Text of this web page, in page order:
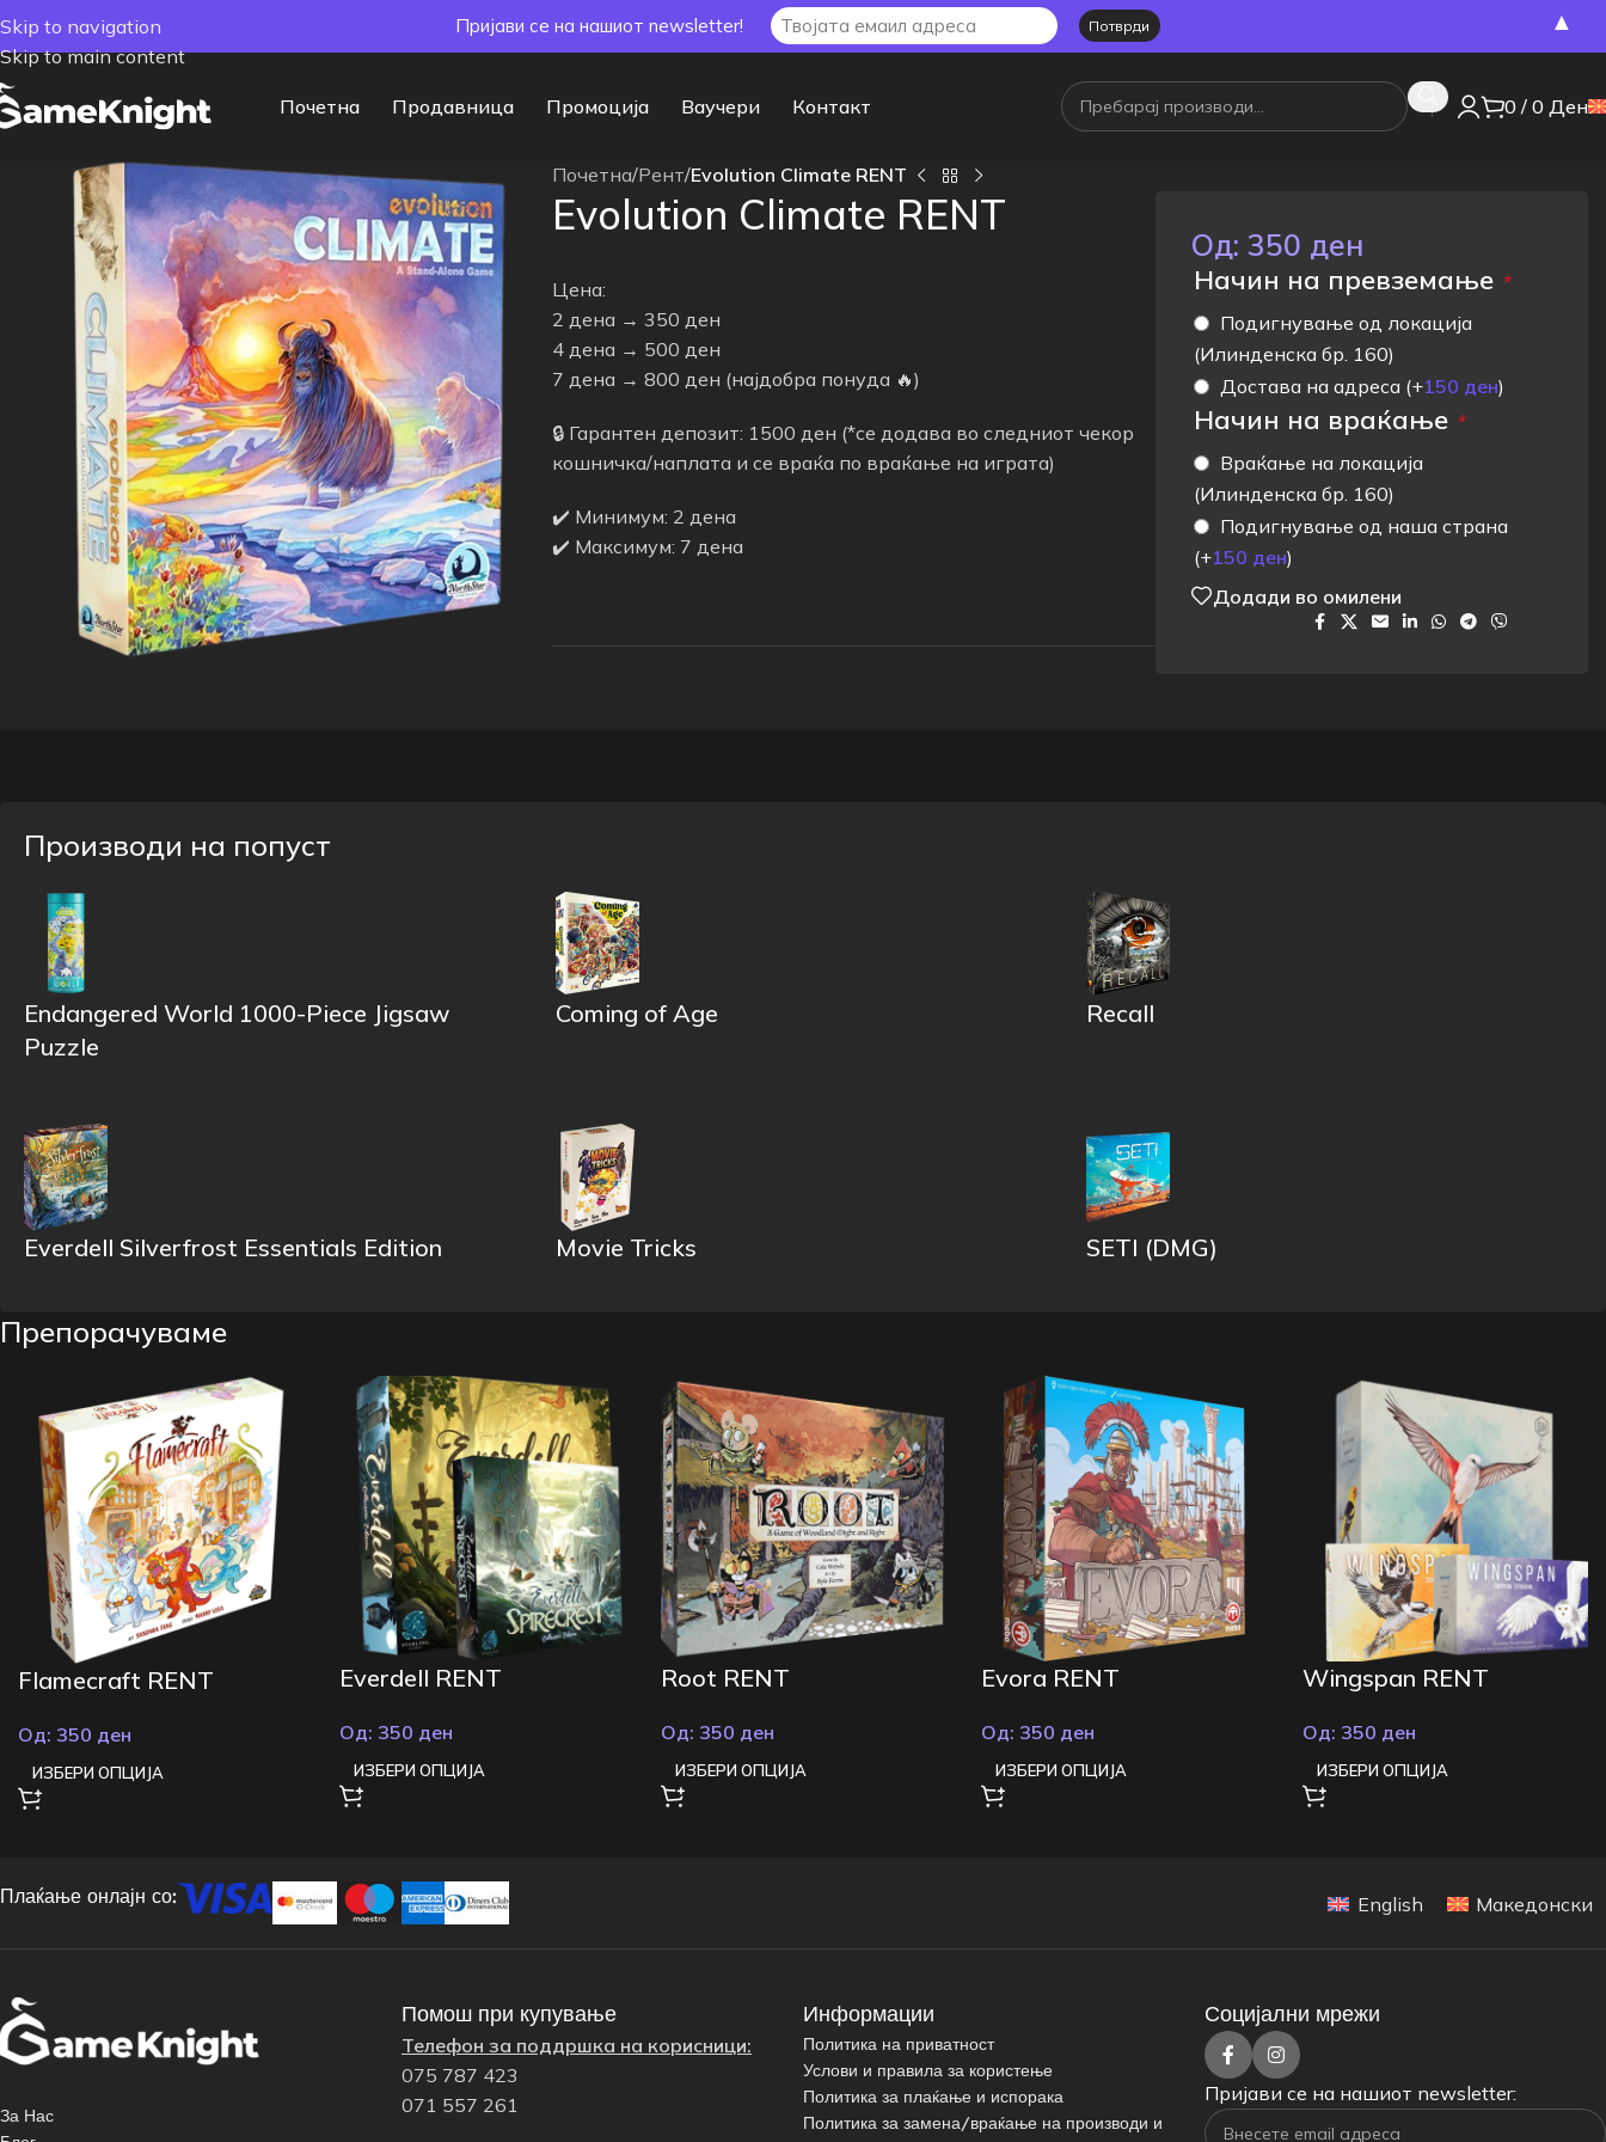
Skip to navigation
Skip to main content
Почетна Продавница Промоција Ваучери Контакт 0 / 0 Ден
Почетна/Рент/Evolution Climate RENT
Evolution Climate RENT
Цена:
2 дена → 350 ден
4 дена → 500 ден
7 дена → 800 ден (најдобра понуда 🔥)
🔒 Гарантен депозит: 1500 ден (*се додава во следниот чекор
кошничка/наплата и се враќа по враќање на играта)
✔️ Минимум: 2 дена
✔️ Максимум: 7 дена
Од: 350 ден
Начин на превземање *
Подигнување од локација
(Илинденска бр. 160)
Достава на адреса (+150 ден)
Начин на враќање *
Враќање на локација
(Илинденска бр. 160)
Подигнување од наша страна
(+150 ден)
Додади во омилени
Производи на попуст
Endangered World 1000-Piece Jigsaw
Puzzle
Coming of Age Recall
Everdell Silverfrost Essentials Edition Movie Tricks SETI (DMG)
Препорачуваме
Flamecraft RENT
Од: 350 ден
ИЗБЕРИ ОПЦИЈА
Everdell RENT
Од: 350 ден
ИЗБЕРИ ОПЦИЈА
Root RENT
Од: 350 ден
ИЗБЕРИ ОПЦИЈА
Evora RENT
Од: 350 ден
ИЗБЕРИ ОПЦИЈА
Wingspan RENT
Од: 350 ден
ИЗБЕРИ ОПЦИЈА
Плаќање онлајн со: English Македонски
За Нас
Помош при купување
Телефон за поддршка на корисници:
075 787 423
071 557 261
Информации
Политика на приватност
Услови и правила за користење
Политика за плаќање и испорака
Политика за замена/враќање на производи и
Социјални мрежи
Пријави се на нашиот newsletter:
Пријави се на нашиот newsletter! ▲